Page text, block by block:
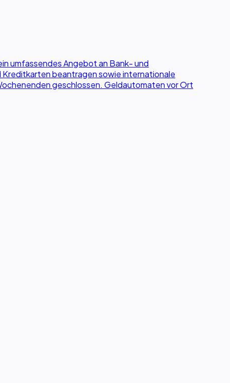
umfassendes Angebot an Bank- und
beantragen sowie internationale
geschlossen. Geldautomaten vor Ort